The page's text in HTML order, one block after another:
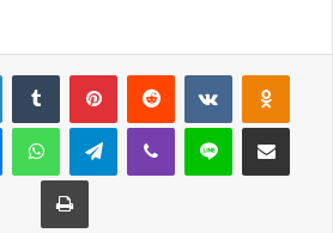
LinkedInTumblr PinterestReddit VKontakte
MessengerWhatsAppTelegramViber Line E-Posta ile
Yazdır